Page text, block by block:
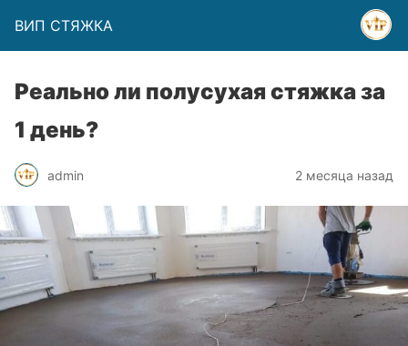
ВИП СТЯЖКА
Реально ли полусухая стяжка за
1 день?
admin 2 месяца назад